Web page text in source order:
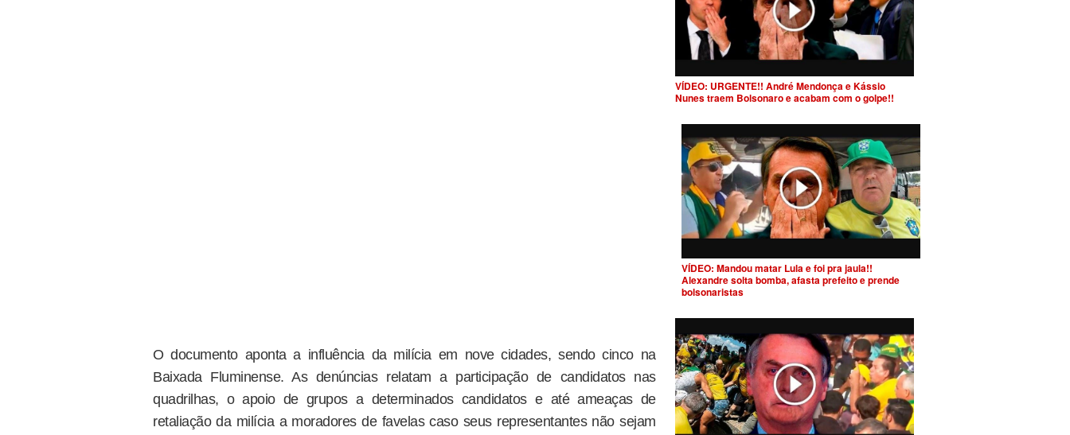
O documento aponta a influência da milícia em nove cidades, sendo cinco na
Baixada Fluminense. As denúncias relatam a participação de candidatos nas
quadrilhas, o apoio de grupos a determinados candidatos e até ameaças de
retaliação da milícia a moradores de favelas caso seus representantes não sejam
VÍDEO: URGENTE!! André Mendonça e Kássio
Nunes traem Bolsonaro e acabam com o golpe!!
VÍDEO: Mandou matar Lula e foi pra jaula!!
Alexandre solta bomba, afasta prefeito e prende
bolsonaristas